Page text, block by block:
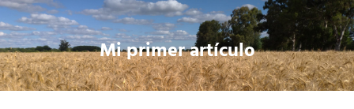
Mi primer artículo